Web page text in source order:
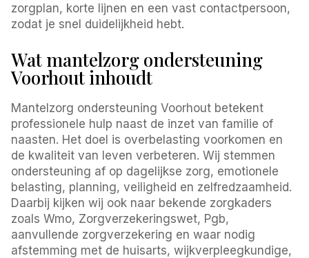
zorgplan, korte lijnen en een vast contactpersoon,
zodat je snel duidelijkheid hebt.
Wat mantelzorg ondersteuning
Voorhout inhoudt
Mantelzorg ondersteuning Voorhout betekent
professionele hulp naast de inzet van familie of
naasten. Het doel is overbelasting voorkomen en
de kwaliteit van leven verbeteren. Wij stemmen
ondersteuning af op dagelijkse zorg, emotionele
belasting, planning, veiligheid en zelfredzaamheid.
Daarbij kijken wij ook naar bekende zorgkaders
zoals Wmo, Zorgverzekeringswet, Pgb,
aanvullende zorgverzekering en waar nodig
afstemming met de huisarts, wijkverpleegkundige,